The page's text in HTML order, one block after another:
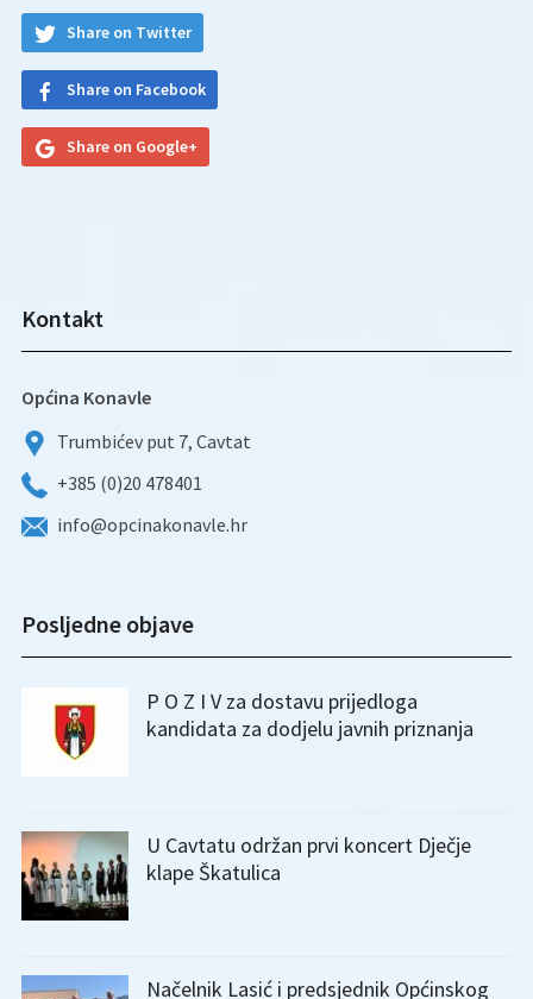
Share on Twitter
Share on Facebook
Share on Google+
Kontakt
Općina Konavle
Trumbićev put 7, Cavtat
+385 (0)20 478401
info@opcinakonavle.hr
Posljedne objave
P O Z I V za dostavu prijedloga
kandidata za dodjelu javnih priznanja
U Cavtatu održan prvi koncert Dječje
klape Škatulica
Načelnik Lasić i predsjednik Općinskog